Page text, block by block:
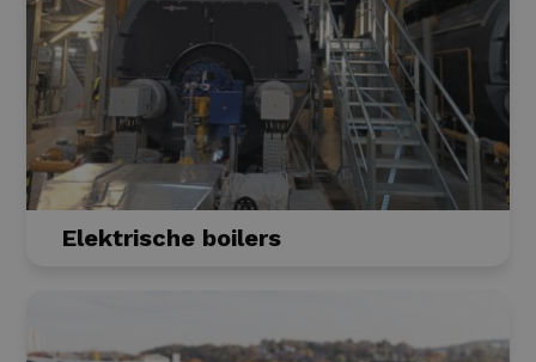
Elektrische boilers